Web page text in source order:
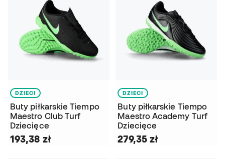
DZIECI
Buty piłkarskie Tiempo
Maestro Club Turf
Dziecięce
193,38 zł
DZIECI
Buty piłkarskie Tiempo
Maestro Academy Turf
Dziecięce
279,35 zł